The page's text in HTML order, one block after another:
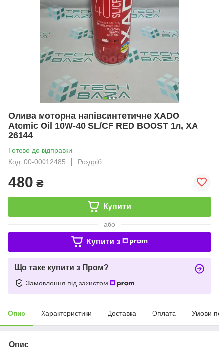
Олива моторна напівсинтетичне XADO
Atomic Oil 10W-40 SL/CF RED BOOST 1л, ХА
26144
Готово до відправки
Код: 00-00012485
Роздріб
480 ₴
Купити
або
Купити з
Що таке купити з Пром?
Замовлення під захистом
Опис Характеристики Доставка Оплата Умови
Опис